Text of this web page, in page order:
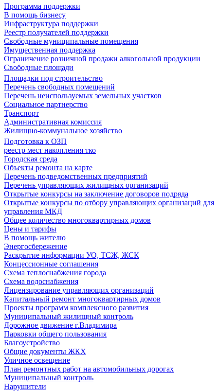
Программа поддержки
В помощь бизнесу
Инфраструктура поддержки
Реестр получателей поддержки
Свободные муниципальные помещения
Имущественная поддержка
Ограничение розничной продажи алкогольной продукции
Свободные площади
Площадки под строительство
Перечень свободных помещений
Перечень неиспользуемых земельных участков
Социальное партнерство
Транспорт
Административная комиссия
Жилищно-коммунальное хозяйство
Подготовка к ОЗП
реестр мест накопления тко
Городская среда
Объекты ремонта на карте
Перечень подведомственных предприятий
Перечень управляющих жилищных организаций
Открытые конкурсы на заключение договоров подряда
Открытые конкурсы по отбору управляющих организаций для
управления МКД
Общее количество многоквартирных домов
Цены и тарифы
В помощь жителю
Энергосбережение
Раскрытие информации УО, ТСЖ, ЖСК
Концессионные соглашения
Схема теплоснабжения города
Схема водоснабжения
Лицензирование управляющих организаций
Капитальный ремонт многоквартирных домов
Проекты программ комплексного развития
Муниципальный жилищный контроль
Дорожное движение г.Владимира
Парковки общего пользования
Благоустройство
Общие документы ЖКХ
Уличное освещение
План ремонтных работ на автомобильных дорогах
Муниципальный контроль
Нарушители